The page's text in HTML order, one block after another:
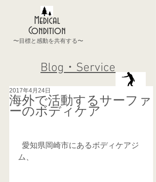
Medical
Condition
〜目標と感動を共有する〜
Blog・Service
海外で活動するサーファ
ーのボディケア
2017年4月24日
ム、